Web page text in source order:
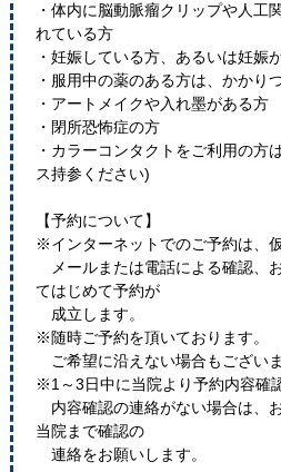
・体内に脳動脈瘤クリップや人工
れている方
・妊娠している方、あるいは妊娠
・服用中の薬のある方は、かかり
・アートメイクや入れ墨がある方
・閉所恐怖症の方
・カラーコンタクトをご利用の方
ス持参ください)
【予約について】
※インターネットでのご予約は、
メールまたは電話による確認、
てはじめて予約が
成立します。
※随時ご予約を頂いております。
ご希望に沿えない場合もござい
※1～3日中に当院より予約内容確
内容確認の連絡がない場合は、
当院まで確認の
連絡をお願いします。